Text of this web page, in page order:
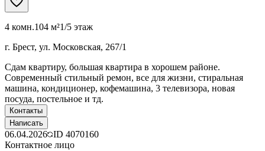
4 комн.104 м²1/5 этаж
г. Брест, ул. Московская, 267/1
Сдам квартиру, большая квартира в хорошем районе.
Современный стильный ремон, все для жизни, стиральная
машина, кондиционер, кофемашина, 3 телевизора, новая
посуда, постельное и тд.
Контакты
Написать
06.04.2026 ID 4070160
Контактное лицо